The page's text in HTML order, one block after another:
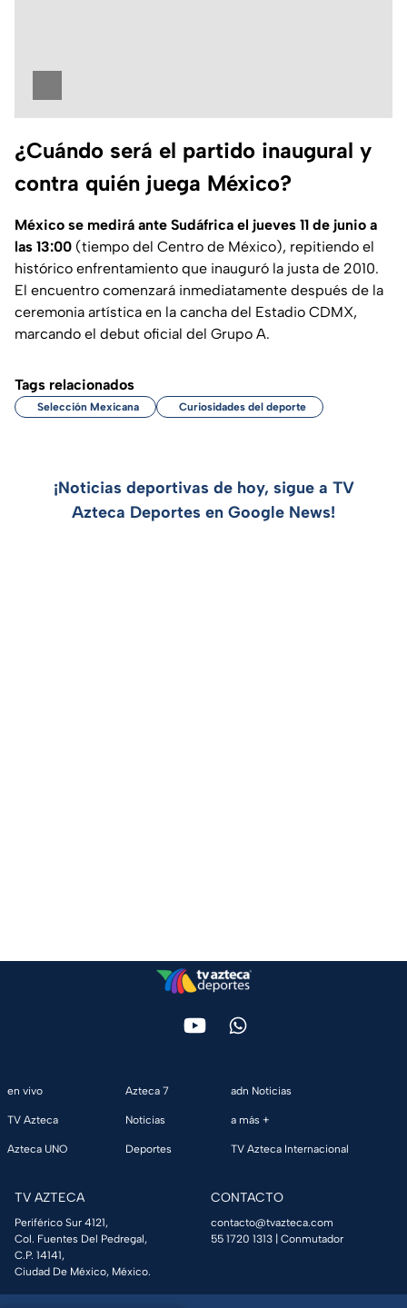
¿Cuándo será el partido inaugural y
contra quién juega México?
México se medirá ante Sudáfrica el jueves 11 de junio a
las 13:00 (tiempo del Centro de México), repitiendo el
histórico enfrentamiento que inauguró la justa de 2010.
El encuentro comenzará inmediatamente después de la
ceremonia artística en la cancha del Estadio CDMX,
marcando el debut oficial del Grupo A.
Tags relacionados
Selección Mexicana Curiosidades del deporte
¡Noticias deportivas de hoy, sigue a TV
Azteca Deportes en Google News!
en vivo
TV Azteca
Azteca UNO
Azteca 7
Noticias
Deportes
adn Noticias
a más +
TV Azteca Internacional
TV AZTECA
Periférico Sur 4121,
Col. Fuentes Del Pedregal,
C.P. 14141,
Ciudad De México, México.
CONTACTO
contacto@tvazteca.com
55 1720 1313 | Conmutador